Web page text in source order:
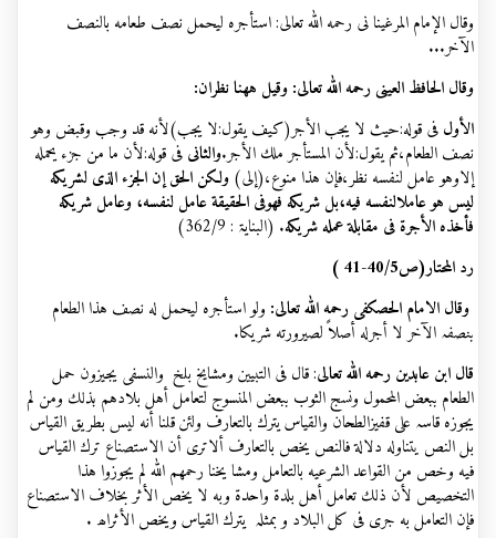
وقال الإمام المرغينا نى رحمه الله تعالى: استأجره ليحمل نصف طعامه بالنصف
الآخر...
وقال الحافظ العينى رحمه الله تعالى: وقيل ههنا نظران:
الأولفى قوله:حيث لا يجب الأجر(كيف يقول:لا يجب)لأنه قد وجب وقبض وهو
نصف الطعام،ثم يقول:لأن المستأجر ملك الأجر.والثانىفى قوله:لأن ما من جزء يحمله
إلاوهو عامل لنفسه نظر،فإن هذا منوع،(إلى)ولكن الحق إن الجزء الذى لشريكه
ليس هو عاملالنفسه فيه،بل شريكه فهوفى الحقيقة عامل لنفسه، وعامل شريكه
فأخذه الأجرة فى مقابلة عمله شريكه. (البنایۃ :362/9
)
رد المحتار(ص41-40/5
)
وقال الامام الحصكفى رحمه الله تعالى: ولو استأجره ليحمل له نصف هذا الطعام
بنصفہ الآخر لا أجرله أصلاً لصيرورته شريكا.
قال ابن عابدين رحمه الله تعالى: قال فى التبيين ومشايخ بلخ والنسفى يجيزون حمل
الطعام ببعض المحمول ونسج الثوب ببعض المنسوج لتعامل أهل بلادهم بذلك ومن لم
يجوزه قاسہ على قفيزالطحان والقياس يترك بالتعارف ولئن قلنا أنه ليس بطريق القياس
بل النص يتناوله دلالة فالنص يخص بالتعارفألاترى أن الاستصناع ترك القياس
فيه وخص من القواعد الشرعيه بالتعاملومشا يخنا رحمهم الله لم يجوزوا هذا
التخصيص لأن ذلك تعامل أهل بلدة واحدة وبه لا يخص الأثر بخلاف الاستصناع
فإن التعامل به جرى فى كل البلاد وبمثلہ يترك القياس ويخص الأثراھ .